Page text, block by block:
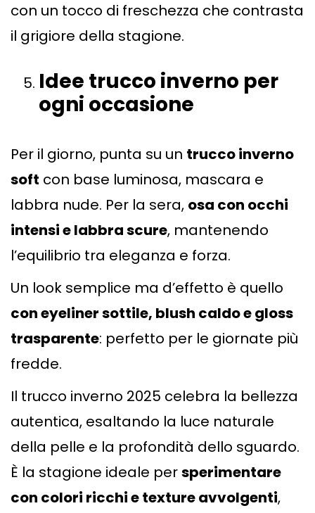
con un tocco di freschezza che contrasta
il grigiore della stagione.
Idee trucco inverno per
ogni occasione
Per il giorno, punta su un trucco inverno
soft con base luminosa, mascara e
labbra nude. Per la sera, osa con occhi
intensi e labbra scure, mantenendo
l’equilibrio tra eleganza e forza.
Un look semplice ma d’effetto è quello
con eyeliner sottile, blush caldo e gloss
trasparente: perfetto per le giornate più
fredde.
Il trucco inverno 2025 celebra la bellezza
autentica, esaltando la luce naturale
della pelle e la profondità dello sguardo.
È la stagione ideale persperimentare
con colori ricchi e texture avvolgenti,